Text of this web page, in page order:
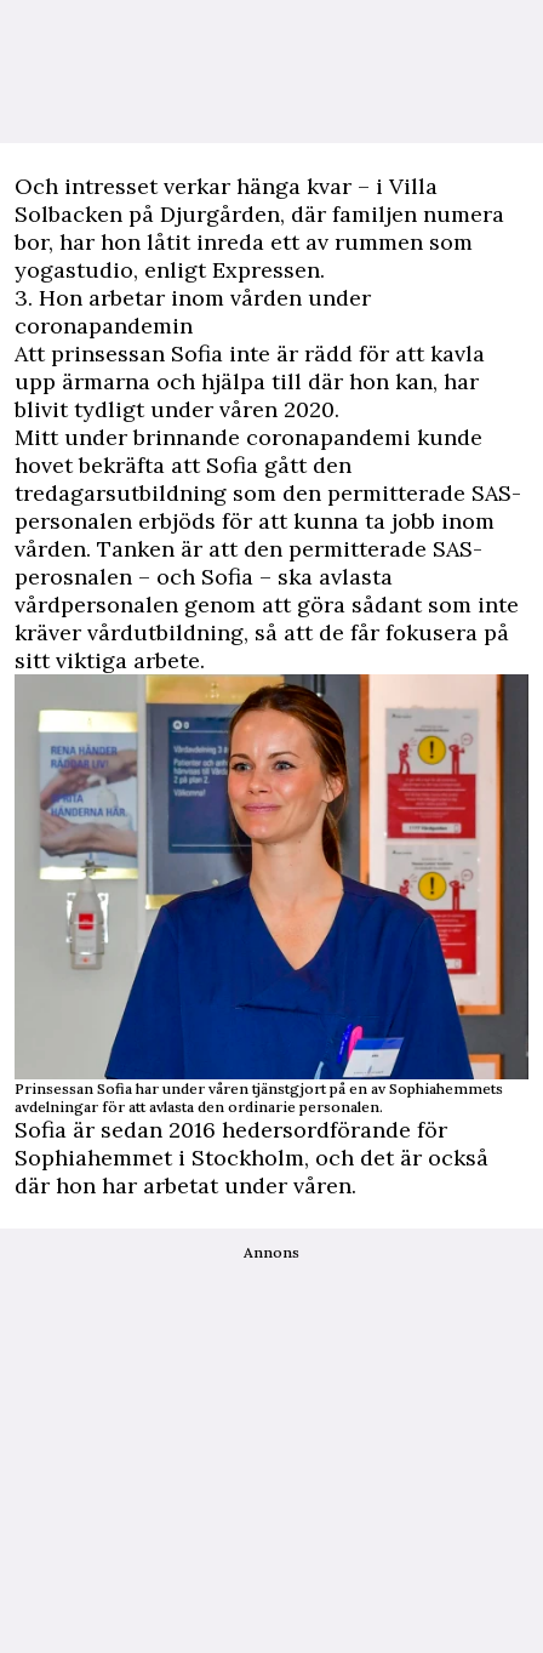
Och intresset verkar hänga kvar – i Villa
Solbacken på Djurgården, där familjen numera
bor, har hon låtit inreda ett av rummen som
yogastudio, enligtExpressen.
3. Hon arbetar inom vården under
coronapandemin
Att prinsessan Sofia inte är rädd för att kavla
upp ärmarna och hjälpa till där hon kan, har
blivit tydligt under våren 2020.
Mitt under brinnande coronapandemi kunde
hovet bekräfta att Sofia gått den
tredagarsutbildning som den permitterade SAS-
personalen erbjöds för att kunna ta jobb inom
vården. Tanken är att den permitterade SAS-
perosnalen – och Sofia – ska avlasta
vårdpersonalen genom att göra sådant som inte
kräver vårdutbildning, så att de får fokusera på
sitt viktiga arbete.
Prinsessan Sofia har under våren tjänstgjort på en av Sophiahemmets
avdelningar för att avlasta den ordinarie personalen.
Sofia är sedan 2016 hedersordförande för
Sophiahemmet i Stockholm, och det är också
där hon har arbetat under våren.
Annons